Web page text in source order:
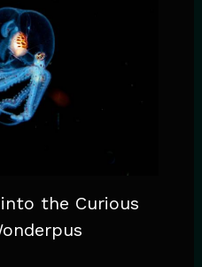
the Curious